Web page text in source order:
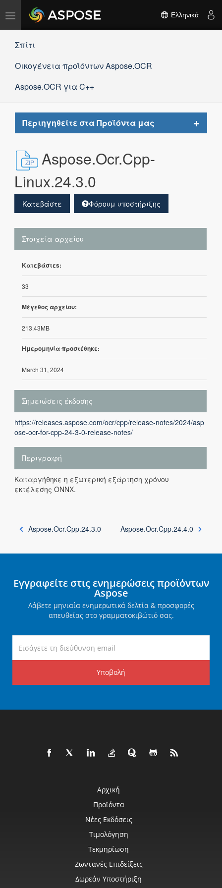
Εναλλαγή
πλοήγησης
Ελληνικά
Σπίτι
Οικογένεια προϊόντων Aspose.OCR
Aspose.OCR για C++
Περιηγηθείτε στα Προϊόντα μας
Toggle
Aspose.Ocr.Cpp-
Linux.24.3.0
Κατεβάστε Φόρουμ υποστήριξης
Στοιχεία αρχείου
Κατεβάστεs:
33
Μέγεθος αρχείου:
213.43MB
Ημερομηνία προστέθηκε:
March 31, 2024
Σημειώσεις έκδοσης
https://releases.aspose.com/ocr/cpp/release-notes/2024/asp
ose-ocr-for-cpp-24-3-0-release-notes/
Περιγραφή
Καταργήθηκε η εξωτερική εξάρτηση χρόνου
εκτέλεσης ONNX.
Aspose.Ocr.Cpp.24.3.0 Aspose.Ocr.Cpp.24.4.0
Εγγραφείτε στις ενημερώσεις προϊόντων
Aspose
Λάβετε μηνιαία ενημερωτικά δελτία & προσφορές
απευθείας στο γραμματοκιβώτιό σας.
Υποβολή
Αρχική
Προϊόντα
Νέες Εκδόσεις
Τιμολόγηση
Τεκμηρίωση
Ζωντανές Επιδείξεις
Δωρεάν Υποστήριξη